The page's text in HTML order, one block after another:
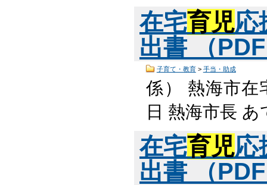
在宅育児応
出書 （
子育て・教育> 手当・助成
係） 熱海市在
日 熱海市長
在宅育児応
出書 （